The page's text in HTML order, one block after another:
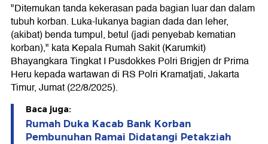
"Ditemukan tanda kekerasan pada bagian luar dan dalam
tubuh korban. Luka-lukanya bagian dada dan leher,
(akibat) benda tumpul, betul (jadi penyebab kematian
korban)," kata Kepala Rumah Sakit (Karumkit)
Bhayangkara Tingkat I Pusdokkes Polri Brigjen dr Prima
Heru kepada wartawan di RS Polri Kramatjati, Jakarta
Timur, Jumat (22/8/2025).
Baca juga:
Rumah Duka Kacab Bank Korban
Pembunuhan Ramai Didatangi Petakziah